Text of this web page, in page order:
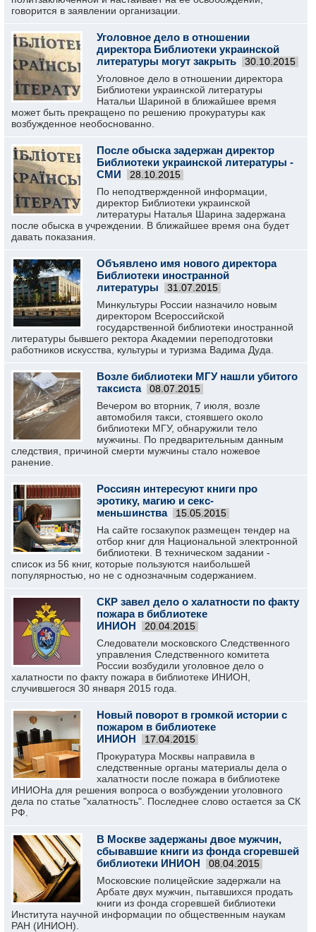
говорится в заявлении организации.
Уголовное дело в отношении
директора Библиотеки украинской
литературы могут закрыть
30.10.2015
Уголовное дело в отношении директора
Библиотеки украинской литературы
Натальи Шариной в ближайшее время
может быть прекращено по решению прокуратуры как
возбужденное необоснованно.
После обыска задержан директор
Библиотеки украинской литературы -
СМИ
28.10.2015
По неподтвержденной информации,
директор Библиотеки украинской
литературы Наталья Шарина задержана
после обыска в учреждении. В ближайшее время она будет
давать показания.
Объявлено имя нового директора
Библиотеки иностранной
литературы
31.07.2015
Минкультуры России назначило новым
директором Всероссийской
государственной библиотеки иностранной
литературы бывшего ректора Академии переподготовки
работников искусства, культуры и туризма Вадима Дуда.
Возле библиотеки МГУ нашли убитого
таксиста
08.07.2015
Вечером во вторник, 7 июля, возле
автомобиля такси, стоявшего около
библиотеки МГУ, обнаружили тело
мужчины. По предварительным данным
следствия, причиной смерти мужчины стало ножевое
ранение.
Россиян интересуют книги про
эротику, магию и секс-
меньшинства
15.05.2015
На сайте госзакупок размещен тендер на
отбор книг для Национальной электронной
библиотеки. В техническом задании -
список из 56 книг, которые пользуются наибольшей
популярностью, но не с однозначным содержанием.
СКР завел дело о халатности по факту
пожара в библиотеке
ИНИОН
20.04.2015
Следователи московского Следственного
управления Следственного комитета
России возбудили уголовное дело о
халатности по факту пожара в библиотеке ИНИОН,
случившегося 30 января 2015 года.
Новый поворот в громкой истории с
пожаром в библиотеке
ИНИОН
17.04.2015
Прокуратура Москвы направила в
следственные органы материалы дела о
халатности после пожара в библиотеке
ИНИОНа для решения вопроса о возбуждении уголовного
дела по статье "халатность". Последнее слово остается за СК
РФ.
В Москве задержаны двое мужчин,
сбывавшие книги из фонда сгоревшей
библиотеки ИНИОН
08.04.2015
Московские полицейские задержали на
Арбате двух мужчин, пытавшихся продать
книги из фонда сгоревшей библиотеки
Института научной информации по общественным наукам
РАН (ИНИОН).